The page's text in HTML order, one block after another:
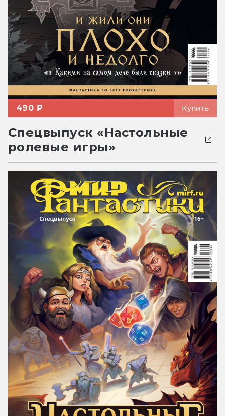
490 ₽ Купить
Спецвыпуск «Настольные
ролевые игры»